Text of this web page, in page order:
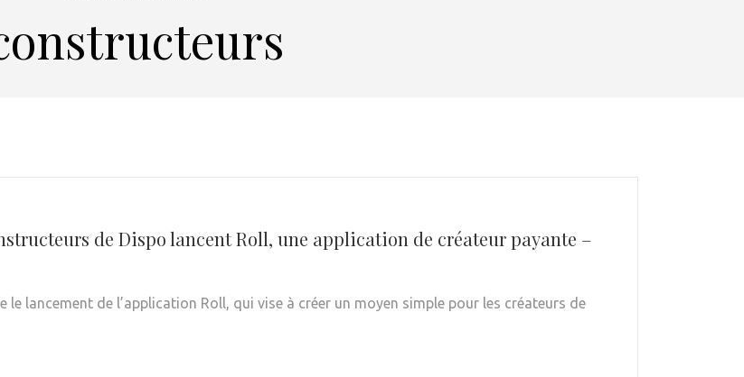
de Dispo lancent Roll, une application de créateur payante –
le lancement de l’application Roll, qui vise à créer un moyen simple pour les créateurs de